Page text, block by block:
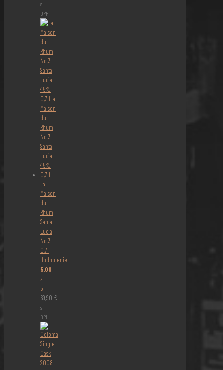
s
DPH
La
Maison
du
Rhum
Santa
Lucia
No.3
0,7l
Hodnotenie
5.00
z
5
69,90 €
s
DPH